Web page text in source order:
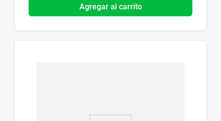
Agregar al carrito